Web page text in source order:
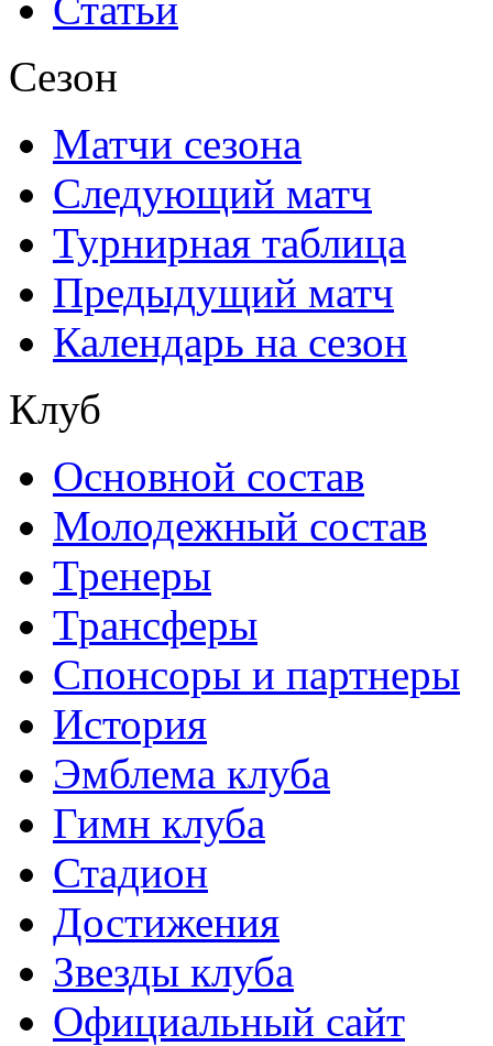
Сезон
Матчи сезона
Следующий матч
Турнирная таблица
Предыдущий матч
Календарь на сезон
Клуб
Основной состав
Молодежный состав
Тренеры
Трансферы
Спонсоры и партнеры
История
Эмблема клуба
Гимн клуба
Стадион
Достижения
Звезды клуба
Официальный сайт